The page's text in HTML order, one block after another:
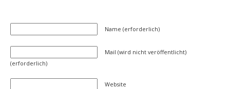
Name (erforderlich)
Mail (wird nicht veröffentlicht)
(erforderlich)
Website